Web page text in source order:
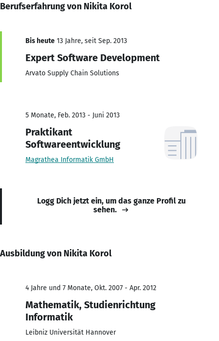
Berufserfahrung von Nikita Korol
Bis heute 13 Jahre, seit Sep. 2013
Expert Software Development
Arvato Supply Chain Solutions
5 Monate, Feb. 2013 - Juni 2013
Praktikant
Softwareentwicklung
Magrathea Informatik GmbH
Logg Dich jetzt ein, um das ganze Profil zu
sehen.
Ausbildung von Nikita Korol
4 Jahre und 7 Monate, Okt. 2007 - Apr. 2012
Mathematik, Studienrichtung
Informatik
Leibniz Universität Hannover